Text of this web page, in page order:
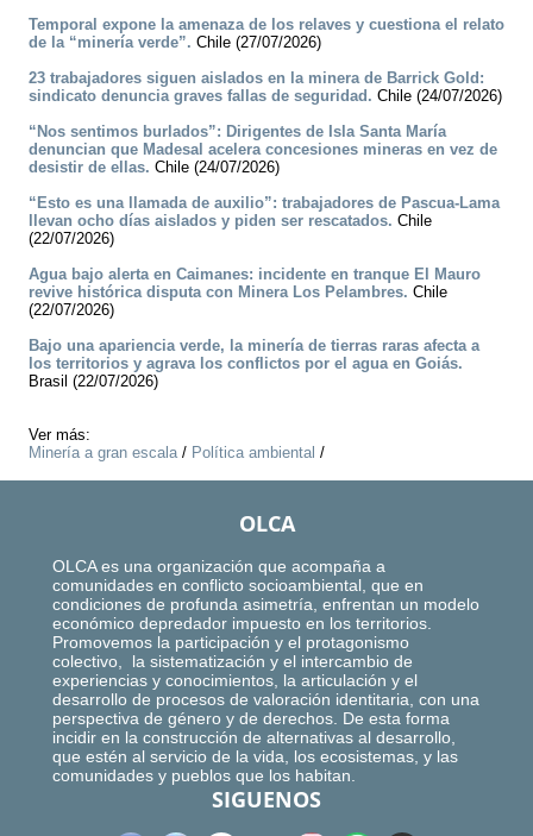
Temporal expone la amenaza de los relaves y cuestiona el relato
de la “minería verde”. Chile (27/07/2026)
23 trabajadores siguen aislados en la minera de Barrick Gold:
sindicato denuncia graves fallas de seguridad. Chile (24/07/2026)
“Nos sentimos burlados”: Dirigentes de Isla Santa María
denuncian que Madesal acelera concesiones mineras en vez de
desistir de ellas. Chile (24/07/2026)
“Esto es una llamada de auxilio”: trabajadores de Pascua-Lama
llevan ocho días aislados y piden ser rescatados. Chile
(22/07/2026)
Agua bajo alerta en Caimanes: incidente en tranque El Mauro
revive histórica disputa con Minera Los Pelambres. Chile
(22/07/2026)
Bajo una apariencia verde, la minería de tierras raras afecta a
los territorios y agrava los conflictos por el agua en Goiás.
Brasil (22/07/2026)
Ver más:
Minería a gran escala/ Política ambiental /
OLCA
OLCA es una organización que acompaña a
comunidades en conflicto socioambiental, que en
condiciones de profunda asimetría, enfrentan un modelo
económico depredador impuesto en los territorios.
Promovemos la participación y el protagonismo
colectivo, la sistematización y el intercambio de
experiencias y conocimientos, la articulación y el
desarrollo de procesos de valoración identitaria, con una
perspectiva de género y de derechos. De esta forma
incidir en la construcción de alternativas al desarrollo,
que estén al servicio de la vida, los ecosistemas, y las
comunidades y pueblos que los habitan.
SIGUENOS